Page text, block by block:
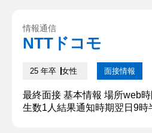
こで私は、「対話型の運営」
プな組織を作る必要があると
情報通信
NTTドコモ
25 年卒 女性 面接情報
最終面接 基本情報 場所web
生数1人結果通知時期翌日9時